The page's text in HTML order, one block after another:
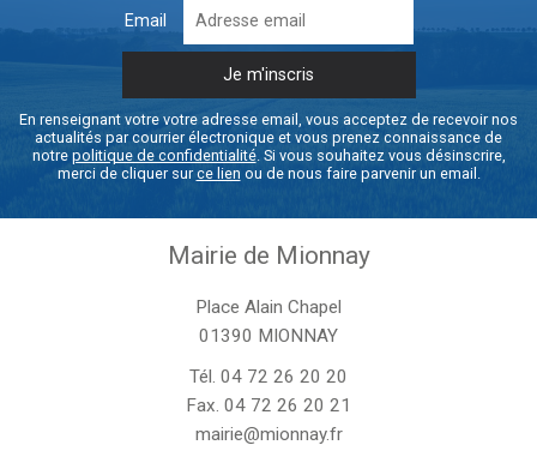
Email
En renseignant votre votre adresse email, vous acceptez de recevoir nos
actualités par courrier électronique et vous prenez connaissance de
notre politique de confidentialité. Si vous souhaitez vous désinscrire,
merci de cliquer surce lien ou de nous faire parvenir un email.
Mairie de Mionnay
Place Alain Chapel
01390 MIONNAY
Tél. 04 72 26 20 20
Fax. 04 72 26 20 21
mairie@mionnay.fr